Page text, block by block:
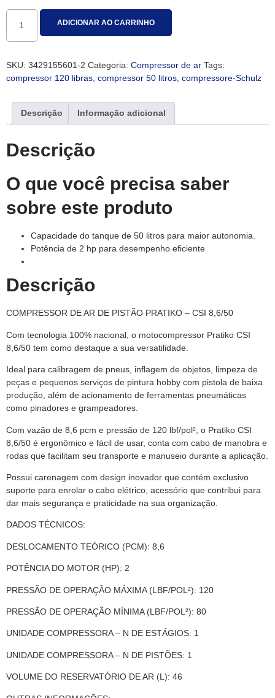
ADICIONAR AO CARRINHO
SKU: 3429155601-2 Categoria: Compressor de ar Tags:
compressor 120 libras compressor 50 litros compressore-Schulz
Descrição Informação adicional
Descrição
O que você precisa saber
sobre este produto
Capacidade do tanque de 50 litros para maior autonomia.
Potência de 2 hp para desempenho eficiente
Descrição
COMPRESSOR DE AR DE PISTÃO PRATIKO – CSI 8,6/50
Com tecnologia 100% nacional, o motocompressor Pratiko CSI
8,6/50 tem como destaque a sua versatilidade.
Ideal para calibragem de pneus, inflagem de objetos, limpeza de
peças e pequenos serviços de pintura hobby com pistola de baixa
produção, além de acionamento de ferramentas pneumáticas
como pinadores e grampeadores.
Com vazão de 8,6 pcm e pressão de 120 lbf/pol², o Pratiko CSI
8,6/50 é ergonômico e fácil de usar, conta com cabo de manobra e
rodas que facilitam seu transporte e manuseio durante a aplicação.
Possui carenagem com design inovador que contém exclusivo
suporte para enrolar o cabo elétrico, acessório que contribui para
dar mais segurança e praticidade na sua organização.
DADOS TÉCNICOS:
DESLOCAMENTO TEÓRICO (PCM): 8,6
POTÊNCIA DO MOTOR (HP): 2
PRESSÃO DE OPERAÇÃO MÁXIMA (LBF/POL²): 120
PRESSÃO DE OPERAÇÃO MÍNIMA (LBF/POL²): 80
UNIDADE COMPRESSORA – N DE ESTÁGIOS: 1
UNIDADE COMPRESSORA – N DE PISTÕES: 1
VOLUME DO RESERVATÓRIO DE AR (L): 46